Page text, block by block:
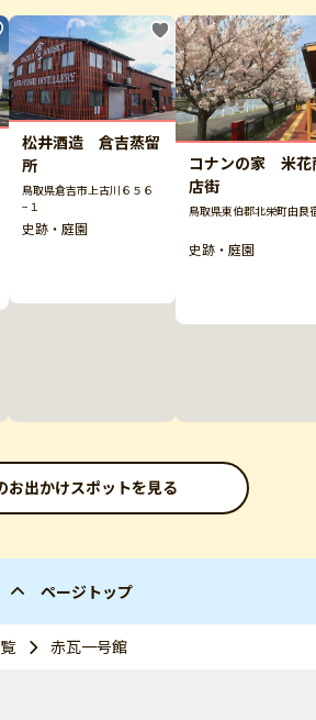
松井酒造 倉吉蒸留
所
鳥取県倉吉市上古川６５６
−１
史跡・庭園
コナンの家 米花
店街
鳥取県東伯郡北栄町由良
史跡・庭園
お出かけスポットを見る
ページトップ
赤瓦一号館